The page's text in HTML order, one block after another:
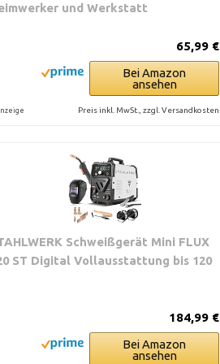
und Werkstatt
65,99 €
Bei Amazon
ansehen
Preis inkl. MwSt., zzgl. Versandkosten
Schweißgerät Mini FLUX
ST Digital Vollausstattung bis 120
184,99 €
Bei Amazon
ansehen